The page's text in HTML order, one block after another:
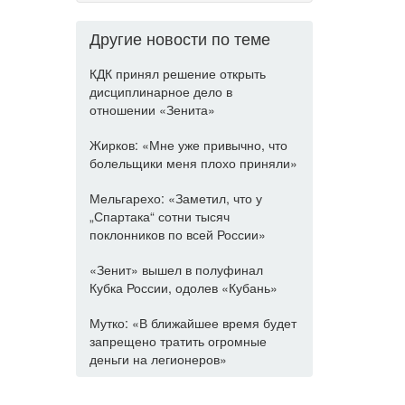
Другие новости по теме
КДК принял решение открыть
дисциплинарное дело в
отношении «Зенита»
Жирков: «Мне уже привычно, что
болельщики меня плохо приняли»
Мельгарехо: «Заметил, что у
„Спартака“ сотни тысяч
поклонников по всей России»
«Зенит» вышел в полуфинал
Кубка России, одолев «Кубань»
Мутко: «В ближайшее время будет
запрещено тратить огромные
деньги на легионеров»